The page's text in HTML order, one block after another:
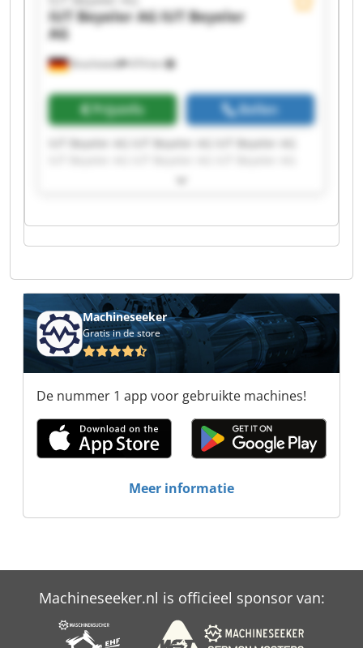
Brachstedt 474 km
IUT Beyeler AGIUT Beyeler
AG
Prijsinfo Bellen
IUT Beyeler AG IUT Beyeler AG IUT Beyeler AG
IUT Beyeler AG IUT Beyeler AG IUT Beyeler AG
IUT Beyeler AG IUT Beyeler AG
Machineseeker
Gratis in de store
De nummer 1 app voor gebruikte machines!
Meer informatie
Machineseeker.nl is officieel sponsor van: